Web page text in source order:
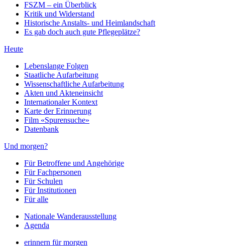
FSZM – ein Überblick
Kritik und Widerstand
Historische Anstalts- und Heimlandschaft
Es gab doch auch gute Pflegeplätze?
Heute
Lebenslange Folgen
Staatliche Aufarbeitung
Wissenschaftliche Aufarbeitung
Akten und Akteneinsicht
Internationaler Kontext
Karte der Erinnerung
Film «Spurensuche»
Datenbank
Und morgen?
Für Betroffene und Angehörige
Für Fachpersonen
Für Schulen
Für Institutionen
Für alle
Nationale Wanderausstellung
Agenda
erinnern für morgen